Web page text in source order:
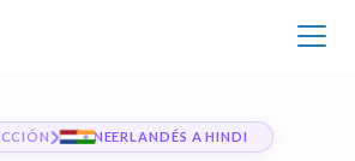
NEERLANDÉS A HINDI